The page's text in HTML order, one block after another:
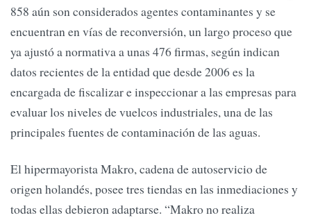
858 aún son considerados agentes contaminantes y se
encuentran en vías de reconversión, un largo proceso que
ya ajustó a normativa a unas 476 firmas, según indican
datos recientes de la entidad que desde 2006 es la
encargada de fiscalizar e inspeccionar a las empresas para
evaluar los niveles de vuelcos industriales, una de las
principales fuentes de contaminación de las aguas.
El hipermayorista Makro, cadena de autoservicio de
origen holandés, posee tres tiendas en las inmediaciones y
todas ellas debieron adaptarse. “Makro no realiza